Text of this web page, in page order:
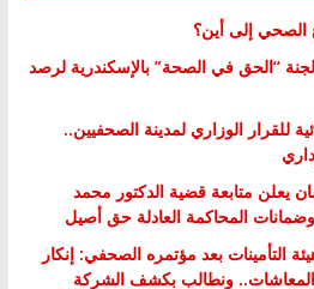
الصحي إلى أين؟
“الحق في الصحة” بالإسكندرية لرصد
للقرار الوزاري لمدينة الصحفيين..
يعلن متابعة قضية الدكتور محمد
المحاكمة العادلة حق أصيل
التأمينات بعد مؤتمره الصحفي: إنكار
المعاشات.. ونطالب بكشف الشركة